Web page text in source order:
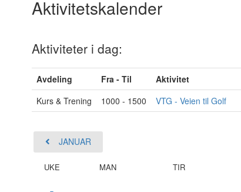
Aktivitetskalender
Aktiviteter i dag:
Avdeling Fra - Til
Aktivitet
Kurs & Trening
1000 - 1500 VTG - Veien til Golf
JANUAR
UKE MAN TIR